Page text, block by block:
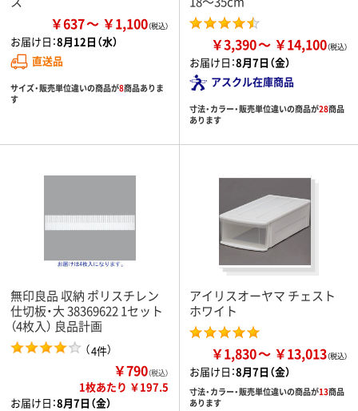
￥637 ￥1,100
お届け日：8月12日（水）
直送品
サイズ・販売単位違いの商品が8商品ありま
す
￥3,390 ￥14,100
お届け日：8月7日（金）
アスクル在庫商品
寸法・カラー・販売単位違いの商品が28商品
あります
無印良品 収納 ポリスチレン
仕切板・大 38369622 1セット
（4枚入） 良品計画
（4件）
￥790（税込）
1枚あたり ￥197.5
お届け日：8月7日（金）
アイリスオーヤマ チェスト
ホワイト
￥1,830 ￥13,013
お届け日：8月7日（金）
寸法・カラー・販売単位違いの商品が13商品
あります